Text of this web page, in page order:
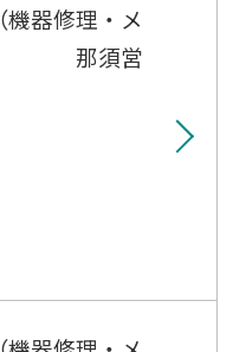
機器修理・メ
那須営